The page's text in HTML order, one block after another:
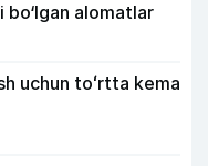
alomatlar
uchun toʻrtta kema